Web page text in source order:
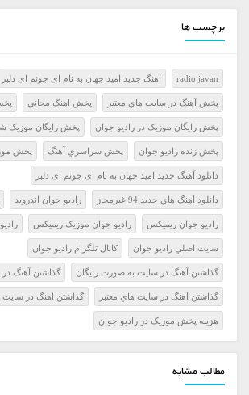
برچسب ها
radio javan آهنگ جدید امید جهان به نام اى جونم اى دلبر
پخش آهنگ در سايت هاي معتبر پخش اهنگ مجاني
پخش رايگان موزيک در راديو جوان پخش رايگان موزيک
پخش زنده راديو جوان پخش سراسري آهنگ پخش
دانلود آهنگ جدید امید جهان به نام اى جونم اى دلبر
دانلود آهنگ هاي جديد 94 غيرمجاز راديو جوان اندرويد
راديو جوان ريميکس راديو جوان موزيک ريميکس
سايت اصلي راديو جوان کانال تلگرام راديو جوان
گذاشتن آهنگ در سايت به صورت رايگان گذاشتن آهنگ
گذاشتن آهنگ در سايت هاي معتبر گذاشتن اهنگ در
هزينه پخش موزيک در راديو جوان
مطالب مشابه